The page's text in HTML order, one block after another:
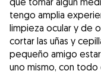
tengo amplia
limpieza ocular y de
cortar las uñas y
pequeño amigo
uno mismo, con